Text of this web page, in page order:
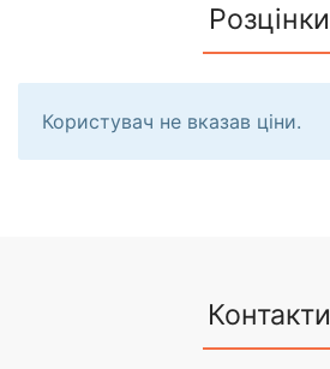
Розцінки
Користувач не вказав ціни.
Контакти